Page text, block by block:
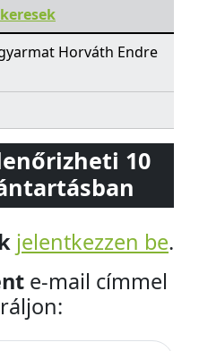
Horváth Endre
10
jelentkezzen be.
e-mail címmel